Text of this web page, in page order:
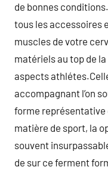
de bonnes
tous les accessoires
muscles de votre
matériels au top de
aspects
accompagnant l’on
forme représentative
matière de sport, la
souvent
de sur ce ferment